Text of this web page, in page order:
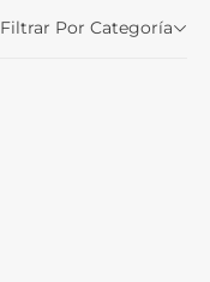
Filtrar Por Categoría